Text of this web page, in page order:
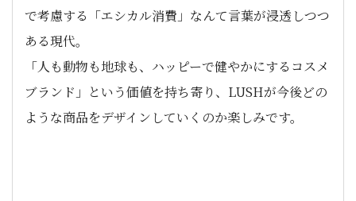
で考慮する「エシカル消費」なんて言葉が浸透しつつ
ある現代。
「人も動物も地球も、ハッピーで健やかにするコスメ
ブランド」という価値を持ち寄り、LUSHが今後どの
ような商品をデザインしていくのか楽しみです。